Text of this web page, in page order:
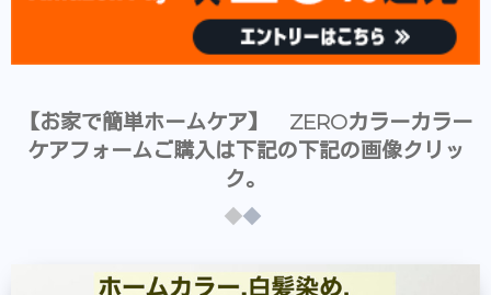
【お家で簡単ホームケア】 ZEROカラーカラー
ケアフォームご購入は下記の下記の画像クリッ
ク。